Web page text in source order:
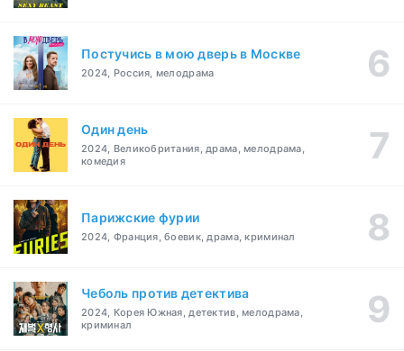
Постучись в мою дверь в Москве
2024, Россия, мелодрама
Один день
2024, Великобритания, драма, мелодрама,
комедия
Парижские фурии
2024, Франция, боевик, драма, криминал
Чеболь против детектива
2024, Корея Южная, детектив, мелодрама,
криминал